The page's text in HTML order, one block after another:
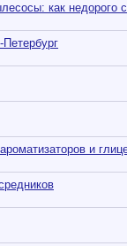
как недорого
и